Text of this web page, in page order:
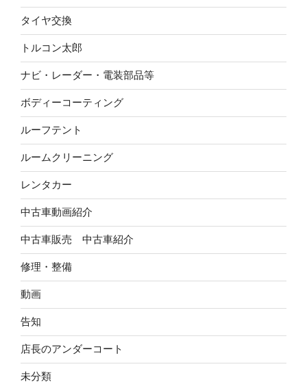
タイヤ交換
トルコン太郎
ナビ・レーダー・電装部品等
ボディーコーティング
ルーフテント
ルームクリーニング
レンタカー
中古車動画紹介
中古車販売 中古車紹介
修理・整備
動画
告知
店長のアンダーコート
未分類